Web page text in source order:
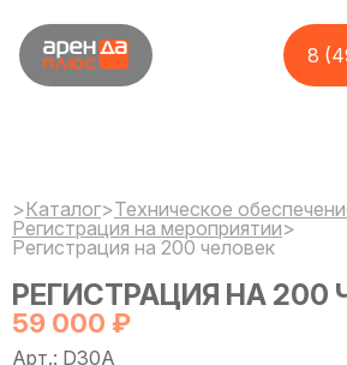
8
>Каталог>Техническое
Регистрация на мероприятии>
Регистрация на 200 человек
РЕГИСТРАЦИЯ НА 200
59 000 ₽
Арт.: D30A